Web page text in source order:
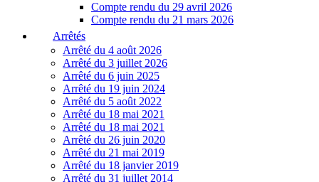
Compte rendu du 29 avril 2026
Compte rendu du 21 mars 2026
Arrêtés
Arrêté du 4 août 2026
Arrêté du 3 juillet 2026
Arrêté du 6 juin 2025
Arrêté du 19 juin 2024
Arrêté du 5 août 2022
Arrêté du 18 mai 2021
Arrêté du 18 mai 2021
Arrêté du 26 juin 2020
Arrêté du 21 mai 2019
Arrêté du 18 janvier 2019
Arrêté du 31 juillet 2014